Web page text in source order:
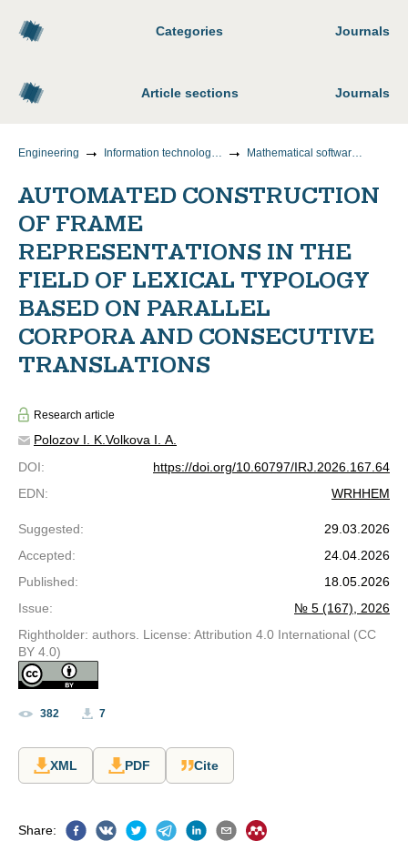
Categories Journals
Article sections Journals
Engineering Information technology and telecommunications Mathematical software for computers, complexes and computer networks
AUTOMATED CONSTRUCTION
OF FRAME
REPRESENTATIONS IN THE
FIELD OF LEXICAL TYPOLOGY
BASED ON PARALLEL
CORPORA AND CONSECUTIVE
TRANSLATIONS
Research article
Polozov I. K. Volkova I. A.
DOI:
https://doi.org/10.60797/IRJ.2026.167.64
EDN: WRHHEM
Suggested:
29.03.2026
Accepted:
24.04.2026
Published:
18.05.2026
Issue:
№ 5 (167), 2026
Rightholder: authors. License: Attribution 4.0 International (CC
BY 4.0)
382 7
XML PDF Cite
Share: